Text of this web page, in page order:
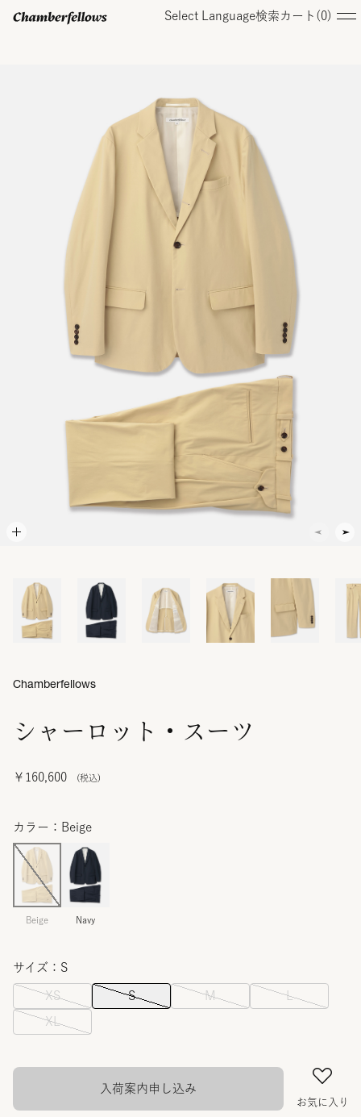
Select Language検索 カート( 0)
オンラインストア
コレクション
シャーロット・スーツ
￥160,600
Chamberfellows
カラー：Beige
Beige Navy
サイズ：S
XS S M L
XL
お気に入り
入荷案内申し込み